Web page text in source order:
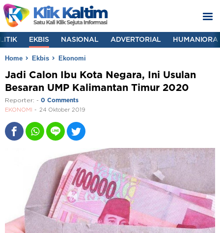
EKBIS NASIONAL ADVERTORIAL HUMANIORA
Home Ekbis Ekonomi
Jadi Calon Ibu Kota Negara, Ini Usulan
Besaran UMP Kalimantan Timur 2020
Reporter: - 0 Comments
EKONOMI 24 Oktober 2019